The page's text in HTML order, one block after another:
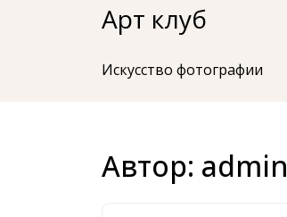
Перейти
к
Арт клуб
Искусство фотографии
Автор: admin